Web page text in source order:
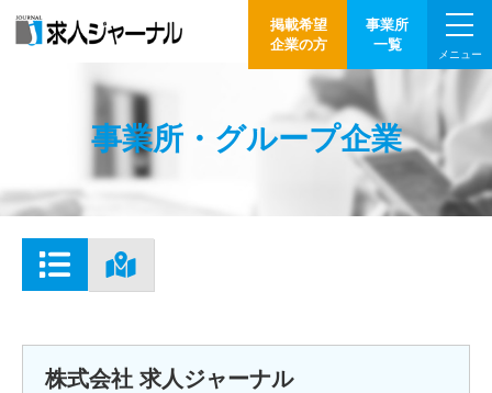
掲載希望
企業の方
事業所
一覧
メニュー
事業所・グループ企業
株式会社 求人ジャーナル